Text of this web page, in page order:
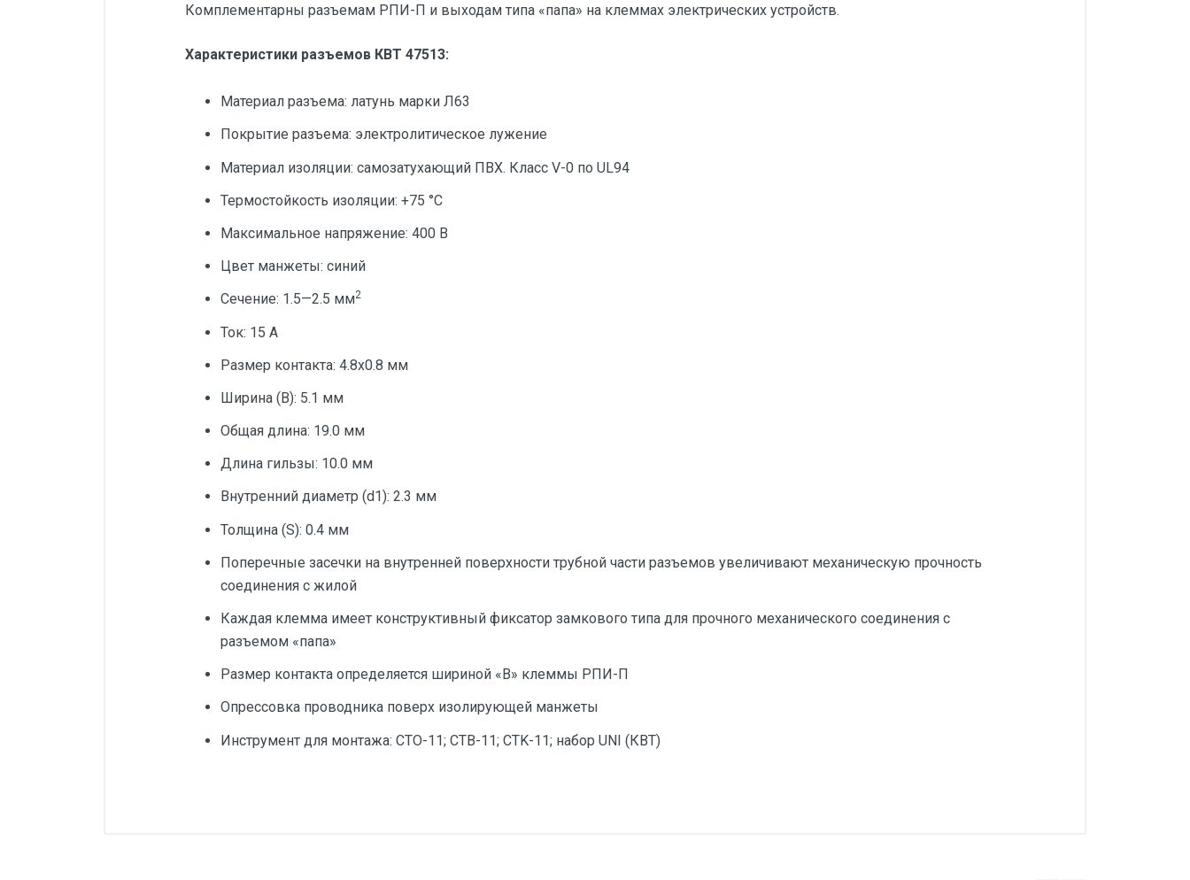
Комплементарны разъемам РПИ-П и выходам типа «папа» на клеммах электрических устройств.
Характеристики разъемов КВТ 47513:
Материал разъема: латунь марки Л63
Покрытие разъема: электролитическое лужение
Материал изоляции: самозатухающий ПВХ. Класс V-0 по UL94
Термостойкость изоляции: +75 °C
Максимальное напряжение: 400 В
Цвет манжеты: синий
Сечение: 1.5—2.5 мм2
Ток: 15 А
Размер контакта: 4.8х0.8 мм
Ширина (В): 5.1 мм
Общая длина: 19.0 мм
Длина гильзы: 10.0 мм
Внутренний диаметр (d1): 2.3 мм
Толщина (S): 0.4 мм
Поперечные засечки на внутренней поверхности трубной части разъемов увеличивают механическую прочность
соединения с жилой
Каждая клемма имеет конструктивный фиксатор замкового типа для прочного механического соединения с
разъемом «папа»
Размер контакта определяется шириной «В» клеммы РПИ-П
Опрессовка проводника поверх изолирующей манжеты
Инструмент для монтажа: CTО-11; CTB-11; CTK-11; набор UNI (КВТ)